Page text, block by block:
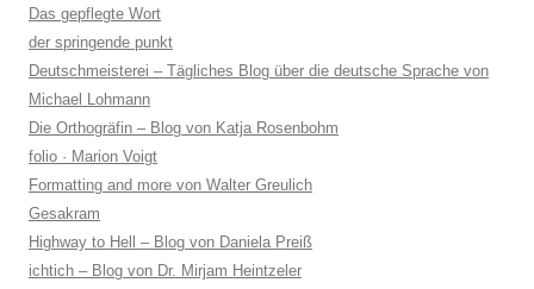
Das gepflegte Wort
der springende punkt
Deutschmeisterei – Tägliches Blog über die deutsche Sprache von
Michael Lohmann
Die Orthogräfin – Blog von Katja Rosenbohm
folio · Marion Voigt
Formatting and more von Walter Greulich
Gesakram
Highway to Hell – Blog von Daniela Preiß
ichtich – Blog von Dr. Mirjam Heintzeler